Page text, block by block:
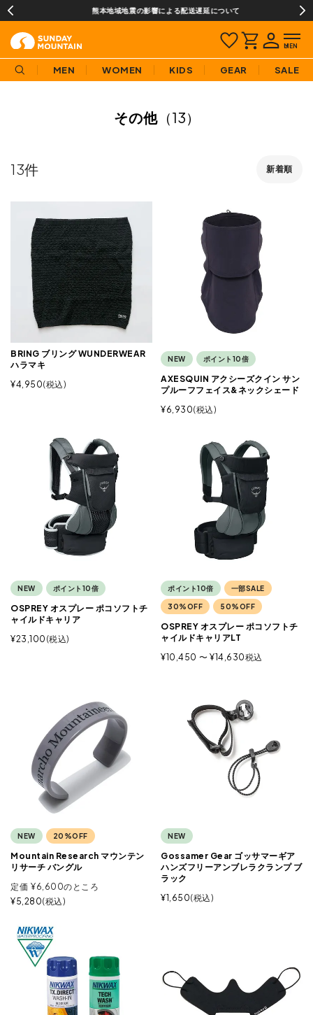
熊本地域地震の影響による配送遅延について
MEN WOMEN KIDS GEAR SALE
その他（13）
新着順
13
BRING ブリング WUNDERWEAR
ハラマキ
¥4,950 税込
NEW ポイント10倍
AXESQUIN アクシーズクイン サン
プルーフフェイス&ネックシェード
¥6,930 税込
NEW ポイント10倍
OSPREY オスプレー ポコソフトチ
ャイルドキャリア
¥23,100 税込
ポイント10倍 一部SALE
30%OFF 50%OFF
OSPREY オスプレー ポコソフトチ
ャイルドキャリアLT
¥10,450 〜 ¥14,630税込
NEW 20%OFF
Mountain Research マウンテン
リサーチ バングル
定価 ¥6,600のところ
¥5,280 税込
NEW
Gossamer Gear ゴッサマーギア
ハンズフリーアンブレラクランプ ブ
ラック
¥1,650 税込